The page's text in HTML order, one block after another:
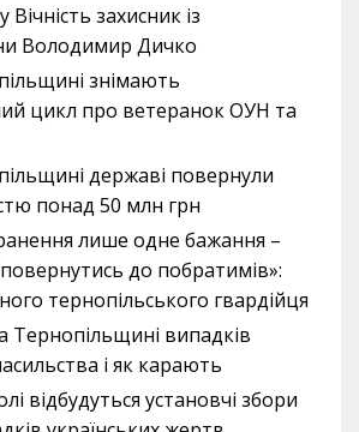
Вічність захисник із
Володимир Дичко
знімають
цикл про ветеранок ОУН та
державі повернули
понад 50 млн грн
лише одне бажання –
повернутись до побратимів»:
тернопільського гвардійця
Тернопільщині випадків
і як карають
відбудуться установчі збори